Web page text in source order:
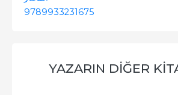
9789933231675
YAZARIN DIĞER